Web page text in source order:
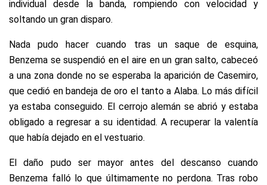
individual desde la banda, rompiendo con velocidad y
soltando un gran disparo.
Nada pudo hacer cuando tras un saque de esquina,
Benzema se suspendió en el aire en un gran salto, cabeceó
a una zona donde no se esperaba la aparición de Casemiro,
que cedió en bandeja de oro el tanto a Alaba. Lo más difícil
ya estaba conseguido. El cerrojo alemán se abrió y estaba
obligado a regresar a su identidad. A recuperar la valentía
que había dejado en el vestuario.
El daño pudo ser mayor antes del descanso cuando
Benzema falló lo que últimamente no perdona. Tras robo